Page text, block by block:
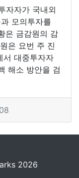
자자가 국내외
모의투자를
은 금감원의 감
은 요번 주 진
서 대중투자자
해소 방안을 검
2026